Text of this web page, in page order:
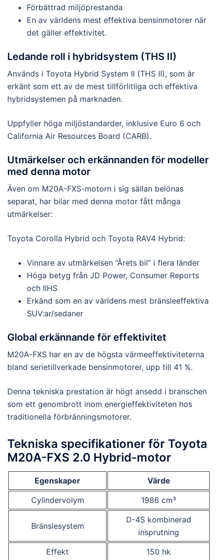
Förbättrad miljöprestanda
En av världens mest effektiva bensinmotorer när
det gäller effektivitet.
Ledande roll i hybridsystem (THS II)
Används i Toyota Hybrid System II (THS II), som är
erkänt som ett av de mest tillförlitliga och effektiva
hybridsystemen på marknaden.
Uppfyller höga miljöstandarder, inklusive Euro 6 och
California Air Resources Board (CARB).
Utmärkelser och erkännanden för modeller
med denna motor
Även om M20A-FXS-motorn i sig sällan belönas
separat, har bilar med denna motor fått många
utmärkelser:
Toyota Corolla Hybrid och Toyota RAV4 Hybrid:
Vinnare av utmärkelsen ”Årets bil” i flera länder
Höga betyg från JD Power, Consumer Reports
och IIHS
Erkänd som en av världens mest bränsleeffektiva
SUV:ar/sedaner
Global erkännande för effektivitet
M20A-FXS har en av de högsta värmeeffektiviteterna
bland serietillverkade bensinmotorer, upp till 41 %.
Denna tekniska prestation är högt ansedd i branschen
som ett genombrott inom energieffektiviteten hos
traditionella förbränningsmotorer.
Tekniska specifikationer för Toyota
M20A-FXS 2.0 Hybrid-motor
Egenskaper
Värde
Cylindervolym
1986 cm³
Bränslesystem
D-4S kombinerad
insprutning
Effekt
150 hk